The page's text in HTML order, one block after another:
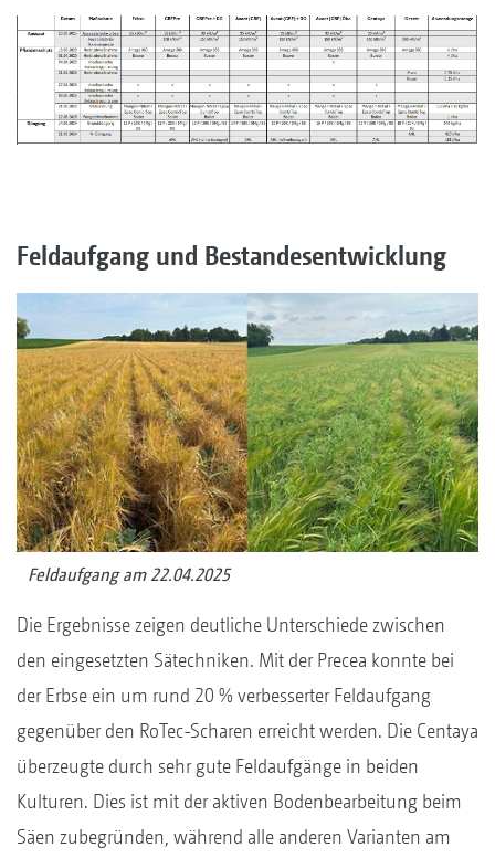
Feldaufgang und Bestandesentwicklung
Feldaufgang am 22.04.2025
Die Ergebnisse zeigen deutliche Unterschiede zwischen
den eingesetzten Sätechniken. Mit der Precea konnte bei
der Erbse ein um rund 20 % verbesserter Feldaufgang
gegenüber den RoTec-Scharen erreicht werden. Die Centaya
überzeugte durch sehr gute Feldaufgänge in beiden
Kulturen. Dies ist mit der aktiven Bodenbearbeitung beim
Säen zubegründen, während alle anderen Varianten am